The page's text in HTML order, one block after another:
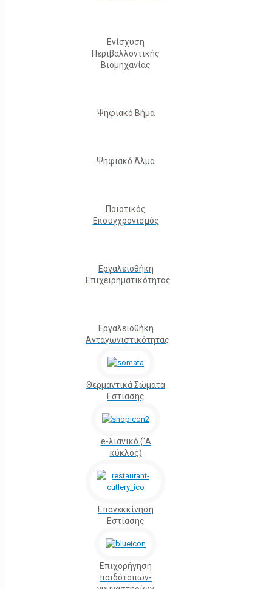
Ενίσχυση
Περιβαλλοντικής
Βιομηχανίας
Ψηφιακό Βήμα
Ψηφιακό Άλμα
Ποιοτικός
Εκσυγχρονισμός
Εργαλειοθήκη
Eπιχειρηματικότητας
Εργαλειοθήκη
Ανταγωνιστικότητας
Θερμαντικά Σώματα
Εστίασης
e-λιανικό ('Α
κύκλος)
Επανεκκίνηση
Εστίασης
Επιχορήγηση
παιδότοπων-